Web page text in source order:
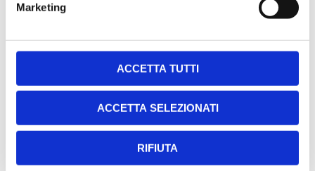
Marketing
ACCETTA TUTTI
ACCETTA SELEZIONATI
RIFIUTA
SCARICA LA SCHEDA TECNICA